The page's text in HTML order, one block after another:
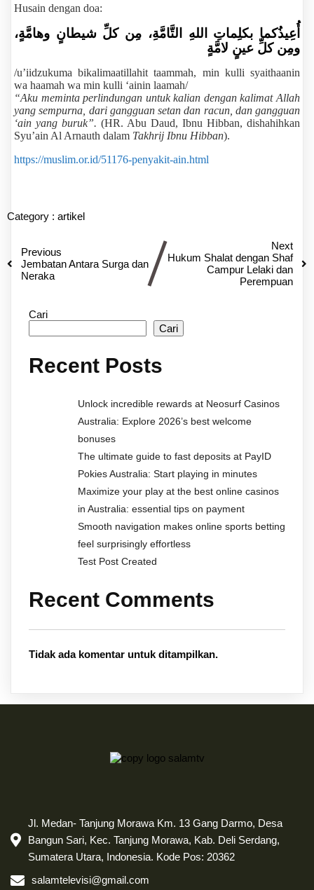
Husain dengan doa:
أُعِيذُكما بكلِماتِ اللهِ التَّامَّةِ، مِن كلِّ شيطانٍ وهامَّةٍ،
ومِن كلِّ عينٍ لامَّةٍ
/u’iidzukuma bikalimaatillahit taammah, min kulli syaithaanin
wa haamah wa min kulli ‘ainin laamah/
“Aku meminta perlindungan untuk kalian dengan kalimat Allah
yang sempurna, dari gangguan setan dan racun, dan gangguan
‘ain yang buruk”. (HR. Abu Daud, Ibnu Hibban, dishahihkan
Syu’ain Al Arnauth dalam Takhrij Ibnu Hibban).
https://muslim.or.id/51176-penyakit-ain.html
Category : artikel
Previous
Jembatan Antara Surga dan
Neraka
Next
Hukum Shalat dengan Shaf
Campur Lelaki dan
Perempuan
Cari
Cari
Recent Posts
Unlock incredible rewards at Neosurf Casinos
Australia: Explore 2026’s best welcome
bonuses
The ultimate guide to fast deposits at PayID
Pokies Australia: Start playing in minutes
Maximize your play at the best online casinos
in Australia: essential tips on payment
Smooth navigation makes online sports betting
feel surprisingly effortless
Test Post Created
Recent Comments
Tidak ada komentar untuk ditampilkan.
Jl. Medan- Tanjung Morawa Km. 13 Gang Darmo, Desa
Bangun Sari, Kec. Tanjung Morawa, Kab. Deli Serdang,
Sumatera Utara, Indonesia. Kode Pos: 20362
salamtelevisi@gmail.com